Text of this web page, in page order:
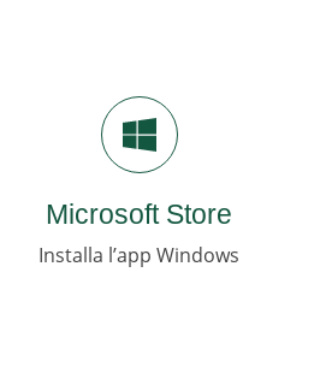
Microsoft Store
Installa l’app Windows